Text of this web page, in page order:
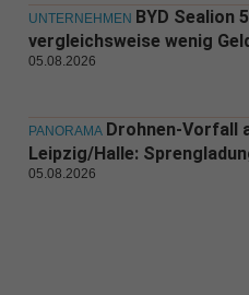
UNTERNEHMEN BYD Sealion
vergleichsweise wenig Geld
05.08.2026
PANORAMA Drohnen-Vorfall
Leipzig/Halle:
05.08.2026